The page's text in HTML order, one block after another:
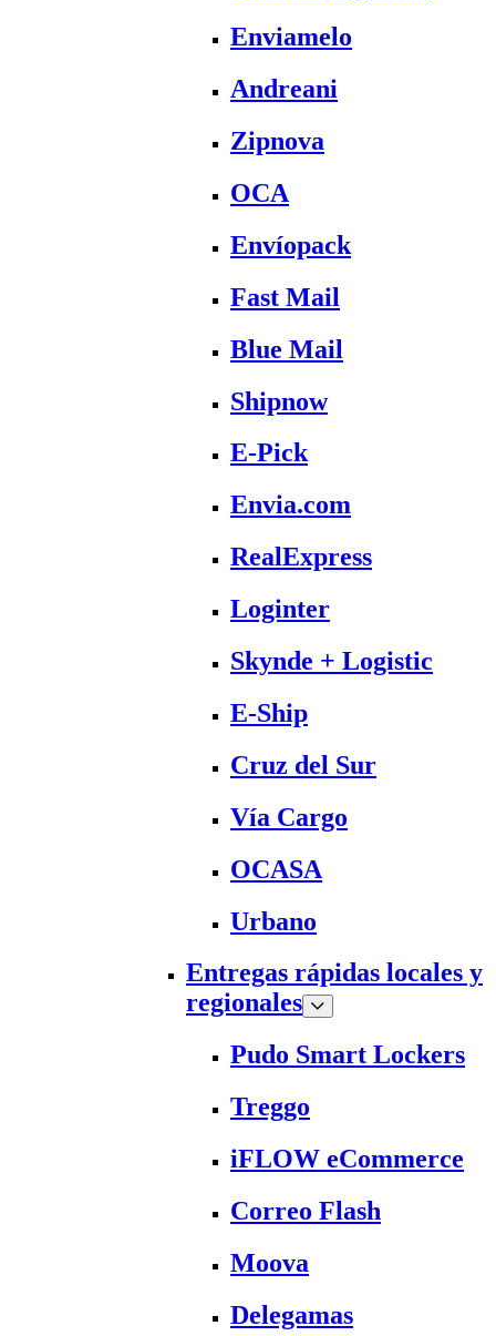
Enviamelo
Andreani
Zipnova
OCA
Envíopack
Fast Mail
Blue Mail
Shipnow
E-Pick
Envia.com
RealExpress
Loginter
Skynde + Logistic
E-Ship
Cruz del Sur
Vía Cargo
OCASA
Urbano
Entregas rápidas locales y
regionales
Pudo Smart Lockers
Treggo
iFLOW eCommerce
Correo Flash
Moova
Delegamas